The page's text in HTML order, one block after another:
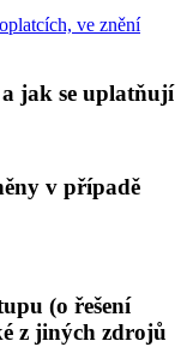
ve znění
jak se uplatňují
v případě
(o řešení
z jiných zdrojů